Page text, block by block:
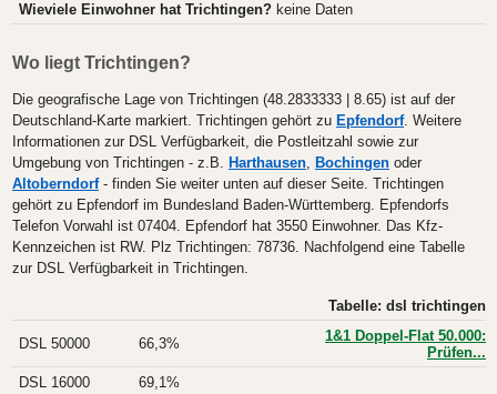
Wieviele Einwohner hat Trichtingen? keine Daten
Wo liegt Trichtingen?
Die geografische Lage von Trichtingen (48.2833333 | 8.65) ist auf der
Deutschland-Karte markiert. Trichtingen gehört zu Epfendorf. Weitere
Informationen zur DSL Verfügbarkeit, die Postleitzahl sowie zur
Umgebung von Trichtingen - z.B. Harthausen, Bochingen oder
Altoberndorf- finden Sie weiter unten auf dieser Seite. Trichtingen
gehört zu Epfendorf im Bundesland Baden-Württemberg. Epfendorfs
Telefon Vorwahl ist 07404. Epfendorf hat 3550 Einwohner. Das Kfz-
Kennzeichen ist RW. Plz Trichtingen: 78736. Nachfolgend eine Tabelle
zur DSL Verfügbarkeit in Trichtingen.
Tabelle: dsl trichtingen
DSL 50000 66,3%
1&1 Doppel-Flat 50.000:
Prüfen...
DSL 16000
69,1%